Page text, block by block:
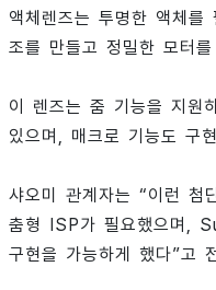
액체렌즈는 투명한 액체
조를 만들고 정밀한 모터
이 렌즈는 줌 기능을 지원
있으며, 매크로 기능도 구
샤오미 관계자는 “이런 첨
춤형 ISP가 필요했으며,
구현을 가능하게 했다”고